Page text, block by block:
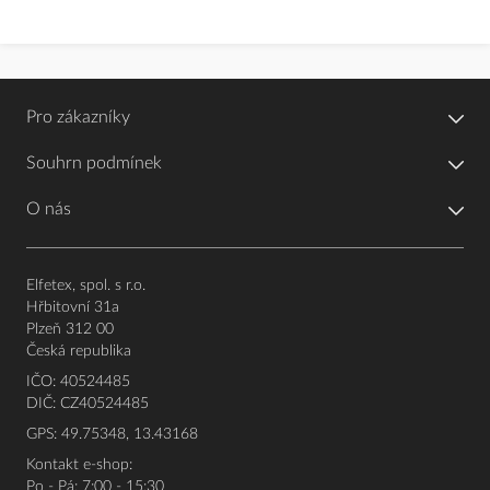
Pro zákazníky
Souhrn podmínek
O nás
Elfetex, spol. s r.o.
Hřbitovní 31a
Plzeň 312 00
Česká republika
IČO: 40524485
DIČ: CZ40524485
GPS: 49.75348, 13.43168
Kontakt e-shop: